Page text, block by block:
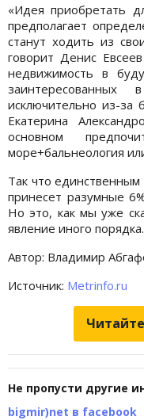
«Идея приобретать
предполагает
станут ходить из
говорит Денис
недвижимость в
заинтересованных
исключительно из-за
Екатерина
основном
море+бальнеология
Так что
принесет разумные
Но это, как мы уже
явление иного порядка.
Автор: Владимир
Источник: Metrinfo.ru
Не пропусти другие
bigmir)net в facebook